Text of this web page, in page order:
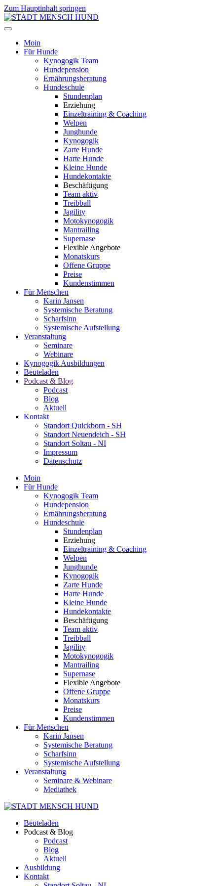
Zum Hauptinhalt springen
Moin
Für Hunde
Kynogogik Team
Hundepension
Ernährungsberatung
Hundeschule
Stundenplan
Erziehung
Einzeltraining & Coaching
Welpen
Junghunde
Kynogogik
Zarte Hunde
Harte Hunde
Kleine Hunde
Hundekontakte
Beschäftigung
Team aktiv
Treibball
Jagility
Motokynogogik
Mantrailing
Supernase
Flexible Angebote
Monatskurs
Offene Gruppe
Preise
Kundenstimmen
Für Menschen
Karin Jansen
Systemische Beratung
Scharfsinn
Systemische Aufstellung
Veranstaltung
Seminare
Webinare
Kynogogik Ausbildungen
Beuteladen
Podcast & Blog
Podcast
Blog
Aktuell
Kontakt
Standort Quickborn - SH
Standort Neuendeich - SH
Standort Soltau - NI
Impressum
Datenschutz
Moin
Für Hunde
Kynogogik Team
Hundepension
Ernährungsberatung
Hundeschule
Stundenplan
Erziehung
Einzeltraining & Coaching
Welpen
Junghunde
Kynogogik
Zarte Hunde
Harte Hunde
Kleine Hunde
Hundekontakte
Beschäftigung
Team aktiv
Treibball
Jagility
Motokynogogik
Mantrailing
Supernase
Flexible Angebote
Offene Gruppe
Monatskurs
Preise
Kundenstimmen
Für Menschen
Karin Jansen
Systemische Beratung
Scharfsinn
Systemische Aufstellung
Veranstaltung
Seminare & Webinare
Mediathek
Beuteladen
Podcast & Blog
Podcast
Blog
Aktuell
Ausbildung
Kontakt